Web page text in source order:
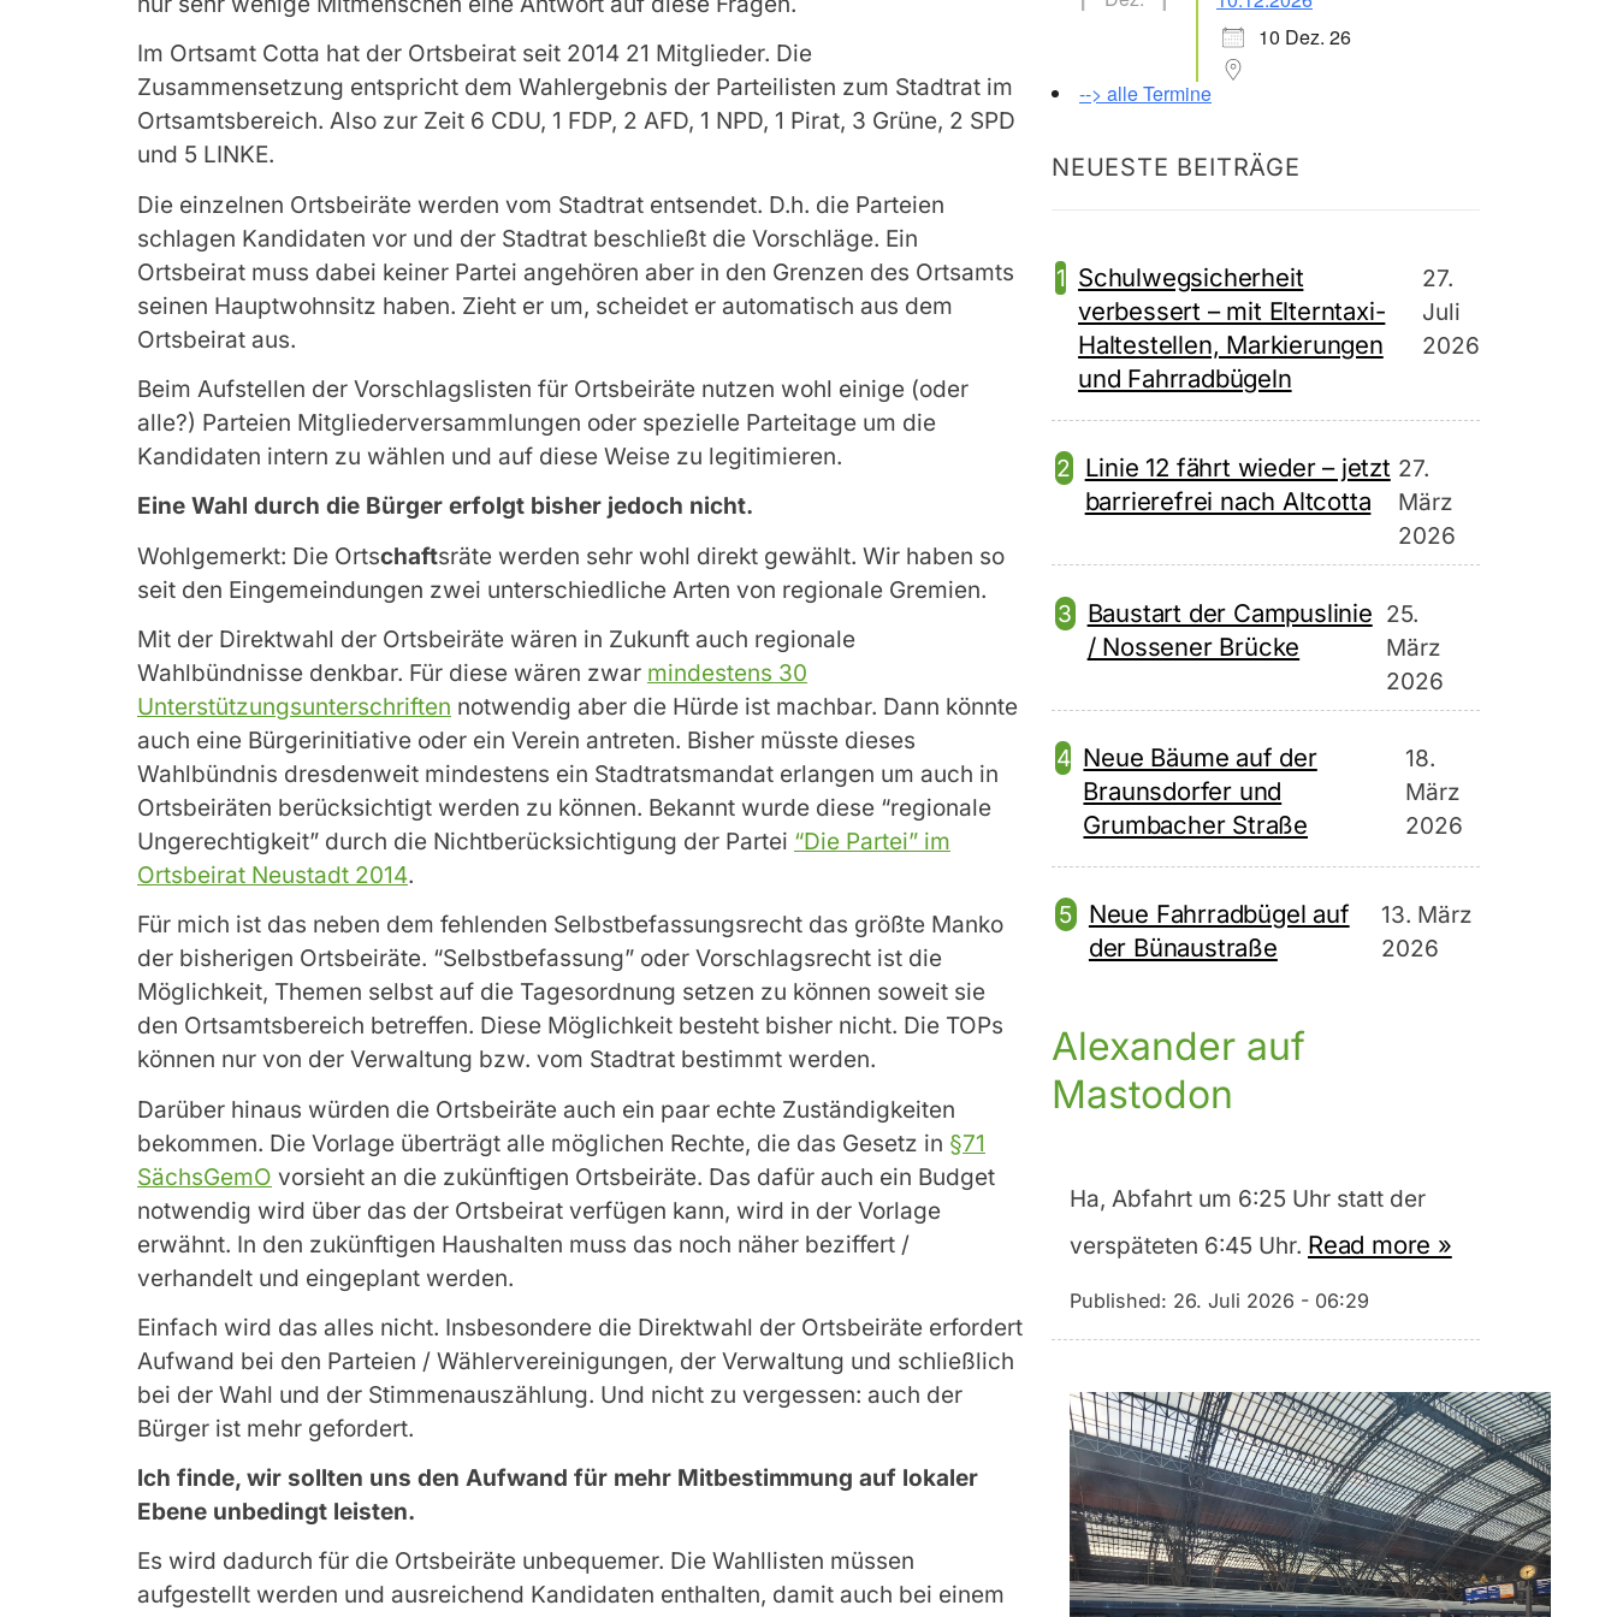
Im Ortsamt Cotta hat der Ortsbeirat seit 2014 21 Mitglieder. Die
Zusammensetzung entspricht dem Wahlergebnis der Parteilisten zum Stadtrat im
Ortsamtsbereich. Also zur Zeit 6 CDU, 1 FDP, 2 AFD, 1 NPD, 1 Pirat, 3 Grüne, 2 SPD
und 5 LINKE.
Die einzelnen Ortsbeiräte werden vom Stadtrat entsendet. D.h. die Parteien
schlagen Kandidaten vor und der Stadtrat beschließt die Vorschläge. Ein
Ortsbeirat muss dabei keiner Partei angehören aber in den Grenzen des Ortsamts
seinen Hauptwohnsitz haben. Zieht er um, scheidet er automatisch aus dem
Ortsbeirat aus.
Beim Aufstellen der Vorschlagslisten für Ortsbeiräte nutzen wohl einige (oder
alle?) Parteien Mitgliederversammlungen oder spezielle Parteitage um die
Kandidaten intern zu wählen und auf diese Weise zu legitimieren.
Eine Wahl durch die Bürger erfolgt bisher jedoch nicht.
Wohlgemerkt: Die Ortschaftsräte werden sehr wohl direkt gewählt. Wir haben so
seit den Eingemeindungen zwei unterschiedliche Arten von regionale Gremien.
Mit der Direktwahl der Ortsbeiräte wären in Zukunft auch regionale
Wahlbündnisse denkbar. Für diese wären zwar mindestens 30
Unterstützungsunterschriften notwendig aber die Hürde ist machbar. Dann könnte
auch eine Bürgerinitiative oder ein Verein antreten. Bisher müsste dieses
Wahlbündnis dresdenweit mindestens ein Stadtratsmandat erlangen um auch in
Ortsbeiräten berücksichtigt werden zu können. Bekannt wurde diese “regionale
Ungerechtigkeit” durch die Nichtberücksichtigung der Partei “Die Partei” im
Ortsbeirat Neustadt 2014.
Für mich ist das neben dem fehlenden Selbstbefassungsrecht das größte Manko
der bisherigen Ortsbeiräte. “Selbstbefassung” oder Vorschlagsrecht ist die
Möglichkeit, Themen selbst auf die Tagesordnung setzen zu können soweit sie
den Ortsamtsbereich betreffen. Diese Möglichkeit besteht bisher nicht. Die TOPs
können nur von der Verwaltung bzw. vom Stadtrat bestimmt werden.
Darüber hinaus würden die Ortsbeiräte auch ein paar echte Zuständigkeiten
bekommen. Die Vorlage überträgt alle möglichen Rechte, die das Gesetz in §71
SächsGemO vorsieht an die zukünftigen Ortsbeiräte. Das dafür auch ein Budget
notwendig wird über das der Ortsbeirat verfügen kann, wird in der Vorlage
erwähnt. In den zukünftigen Haushalten muss das noch näher beziffert /
verhandelt und eingeplant werden.
Einfach wird das alles nicht. Insbesondere die Direktwahl der Ortsbeiräte erfordert
Aufwand bei den Parteien / Wählervereinigungen, der Verwaltung und schließlich
bei der Wahl und der Stimmenauszählung. Und nicht zu vergessen: auch der
Bürger ist mehr gefordert.
Ich finde, wir sollten uns den Aufwand für mehr Mitbestimmung auf lokaler
Ebene unbedingt leisten.
Es wird dadurch für die Ortsbeiräte unbequemer. Die Wahllisten müssen
aufgestellt werden und ausreichend Kandidaten enthalten, damit auch bei einem
10 Dez. 26
--> alle Termine
NEUESTE BEITRÄGE
Schulwegsicherheit
verbessert – mit Elterntaxi-
Haltestellen, Markierungen
und Fahrradbügeln
27.
Juli
2026
Linie 12 fährt wieder – jetzt
barrierefrei nach Altcotta
27.
März
2026
Baustart der Campuslinie
/ Nossener Brücke
25.
März
2026
Neue Bäume auf der
Braunsdorfer und
Grumbacher Straße
18.
März
2026
Neue Fahrradbügel auf
der Bünaustraße
13. März
2026
Alexander auf
Mastodon
Ha, Abfahrt um 6:25 Uhr statt der
verspäteten 6:45 Uhr. Read more »
Published: 26. Juli 2026 - 06:29